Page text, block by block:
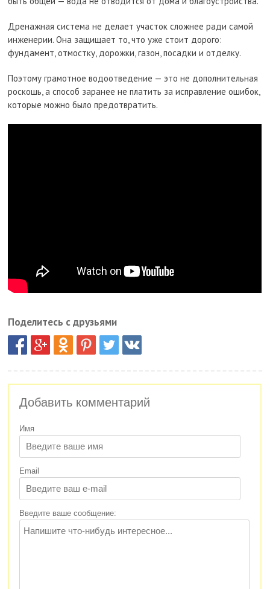
Дренажная система не делает участок сложнее ради самой
инженерии. Она защищает то, что уже стоит дорого:
фундамент, отмостку, дорожки, газон, посадки и отделку.
Поэтому грамотное водоотведение — это не дополнительная
роскошь, а способ заранее не платить за исправление ошибок,
которые можно было предотвратить.
Поделитесь с друзьями
Добавить комментарий
Имя
Email
Введите ваше сообщение: